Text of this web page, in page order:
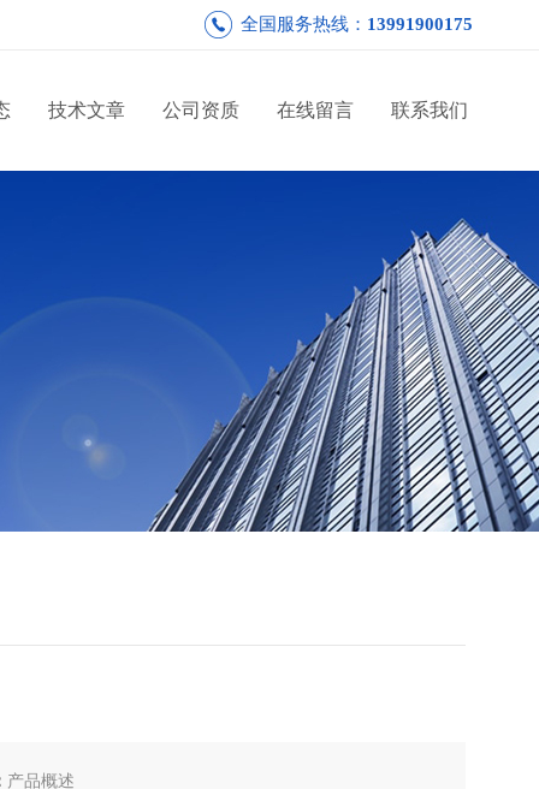
全国服务热线： 13991900175
技术文章 公司资质 在线留言 联系我们
产品概述